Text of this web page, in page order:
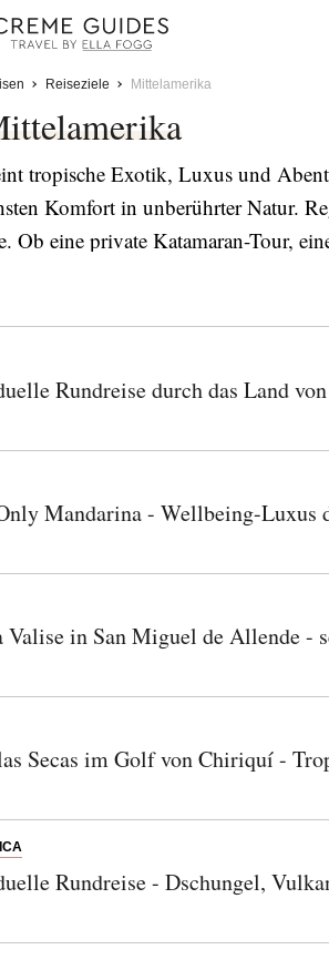
Reiseziele Mittelamerika
tropische Exotik, Luxus und
Komfort in unberührter Natur.
Ob eine private Katamaran-Tour,
Rundreise durch das Land
Mandarina - Wellbeing-Luxus
Valise in San Miguel de Allende -
Secas im Golf von Chiriquí -
Rundreise - Dschungel,